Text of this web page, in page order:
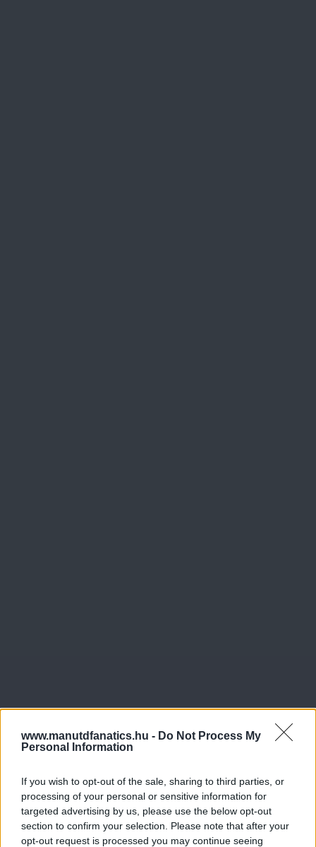
www.manutdfanatics.hu - Do Not Process My
Personal Information
If you wish to opt-out of the sale, sharing to third parties, or
processing of your personal or sensitive information for
targeted advertising by us, please use the below opt-out
section to confirm your selection. Please note that after your
opt-out request is processed you may continue seeing